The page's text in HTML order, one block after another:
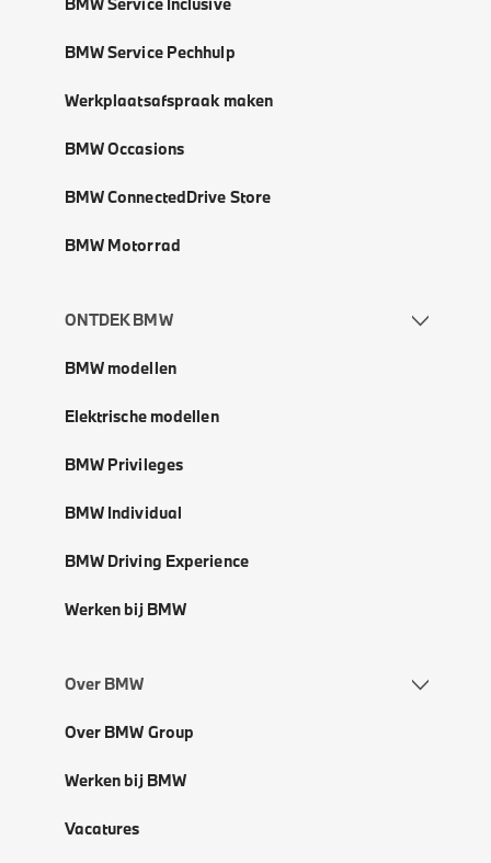
BMW Service Pechhulp
Werkplaatsafspraak maken
BMW Occasions
BMW ConnectedDrive Store
BMW Motorrad
ONTDEK BMW
BMW modellen
Elektrische modellen
BMW Privileges
BMW Individual
BMW Driving Experience
Werken bij BMW
Over BMW
Over BMW Group
Werken bij BMW
Vacatures